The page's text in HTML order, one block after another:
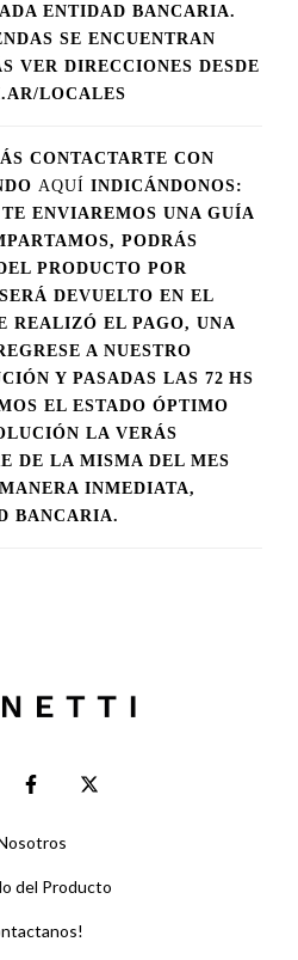
ENTIDAD BANCARIA.
SE ENCUENTRAN
VER DIRECCIONES DESDE
LOCALES
CONTACTARTE CON
AQUÍ INDICÁNDONOS:
ENVIAREMOS UNA GUÍA
PODRÁS
PRODUCTO POR
DEVUELTO EN EL
REALIZÓ EL PAGO, UNA
A NUESTRO
Y PASADAS LAS 72 HS
EL ESTADO ÓPTIMO
LA VERÁS
DE LA MISMA DEL MES
INMEDIATA,
BANCARIA.
del Producto